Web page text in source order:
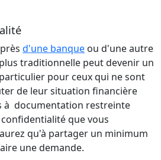
d'une banque ou d'une autre
traditionnelle peut devenir un
pour ceux qui ne sont
de leur situation financière
à documentation restreinte
que vous
qu'à partager un minimum
une demande.